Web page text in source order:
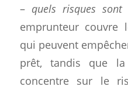
– quels risques sont
emprunteur couvre
qui peuvent
prêt, tandis que
concentre sur le